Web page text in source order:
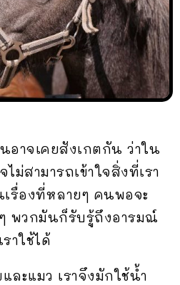
อาจเคยสังเกตกัน ว่าใน
ม่สามารถเข้าใจสิ่งที่เรา
รื่องที่หลายๆ คนพอจะ
พวกมันก็รับรู้ถึงอารมณ์
าใช้ได้
ะแมว เราจึงมักใช้น้ำ